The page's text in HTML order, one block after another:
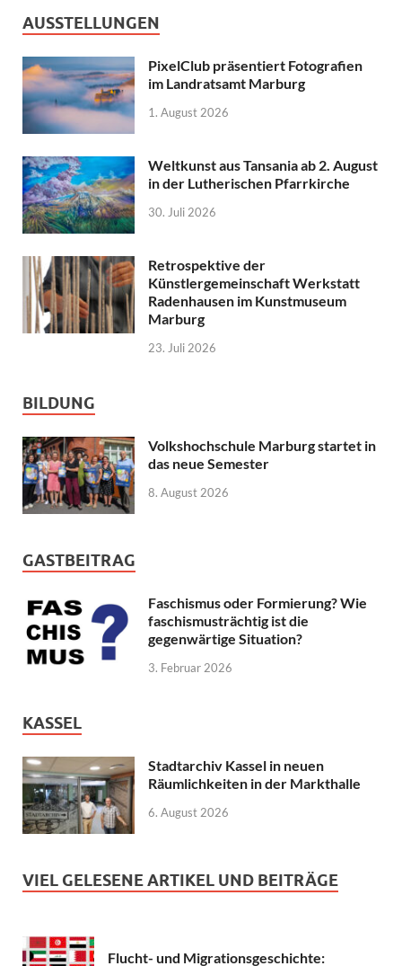
AUSSTELLUNGEN
PixelClub präsentiert Fotografien
im Landratsamt Marburg
1. August 2026
Weltkunst aus Tansania ab 2. August
in der Lutherischen Pfarrkirche
30. Juli 2026
Retrospektive der
Künstlergemeinschaft Werkstatt
Radenhausen im Kunstmuseum
Marburg
23. Juli 2026
BILDUNG
Volkshochschule Marburg startet in
das neue Semester
8. August 2026
GASTBEITRAG
Faschismus oder Formierung? Wie
faschismusträchtig ist die
gegenwärtige Situation?
3. Februar 2026
KASSEL
Stadtarchiv Kassel in neuen
Räumlichkeiten in der Markthalle
6. August 2026
VIEL GELESENE ARTIKEL UND BEITRÄGE
Flucht- und Migrationsgeschichte: